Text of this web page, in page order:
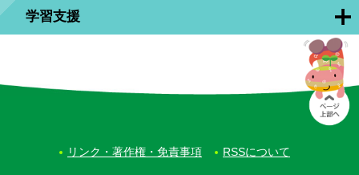
学習支援
リンク・著作権・免責事項 RSSについて